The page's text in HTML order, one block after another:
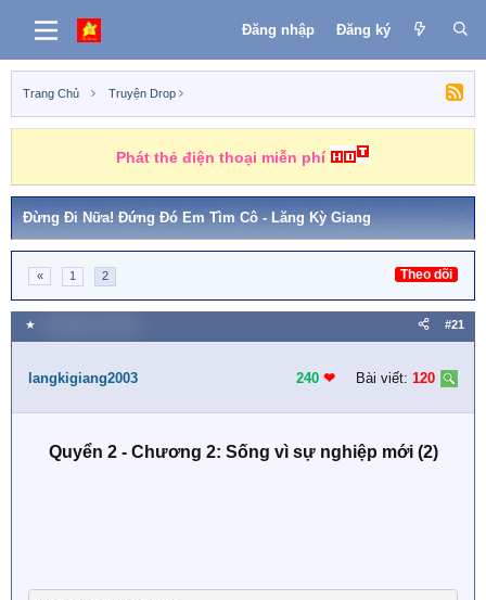
Đăng nhập Đăng ký
Trang Chủ Truyện Drop
Phát thẻ điện thoại miễn phí
Đừng Đi Nữa! Đứng Đó Em Tìm Cô - Lăng Kỳ Giang
« 1 2 Theo dõi
★ #21
langkigiang2003 240 ❤︎ Bài viết: 120
Quyển 2 - Chương 2: Sống vì sự nghiệp mới (2)